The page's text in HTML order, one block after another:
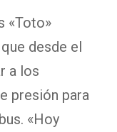
«Toto»
desde el
a los
presión para
«Hoy